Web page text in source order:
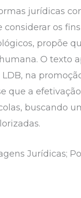
jurídicas
os
propõe
O texto
na
que a
buscando
Jurídicas;